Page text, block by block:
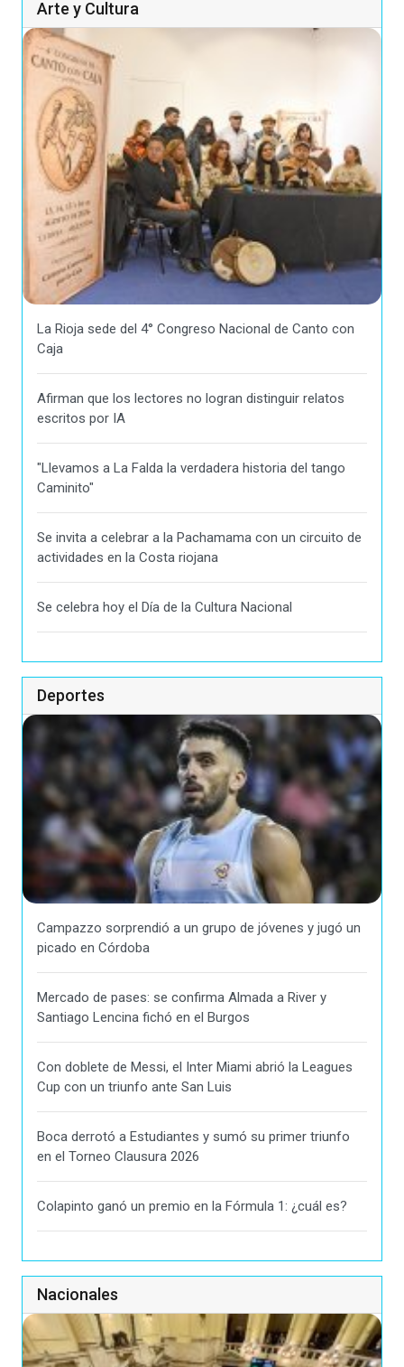
Arte y Cultura
La Rioja sede del 4° Congreso Nacional de Canto con
Caja
Afirman que los lectores no logran distinguir relatos
escritos por IA
"Llevamos a La Falda la verdadera historia del tango
Caminito"
Se invita a celebrar a la Pachamama con un circuito de
actividades en la Costa riojana
Se celebra hoy el Día de la Cultura Nacional
Deportes
Campazzo sorprendió a un grupo de jóvenes y jugó un
picado en Córdoba
Mercado de pases: se confirma Almada a River y
Santiago Lencina fichó en el Burgos
Con doblete de Messi, el Inter Miami abrió la Leagues
Cup con un triunfo ante San Luis
Boca derrotó a Estudiantes y sumó su primer triunfo
en el Torneo Clausura 2026
Colapinto ganó un premio en la Fórmula 1: ¿cuál es?
Nacionales